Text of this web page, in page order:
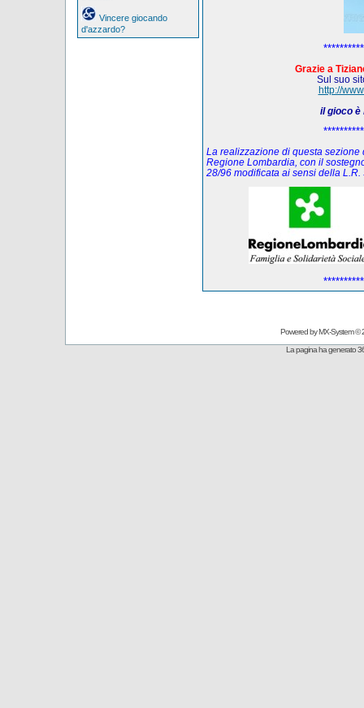
Vincere giocando
d'azzardo?
Grazie a
Sul suo
http://
il gioco è
La realizzazione di questa sezione
Regione Lombardia, con il
28/96 modificata ai sensi della
Powered byMX-System©
La pagina ha generato